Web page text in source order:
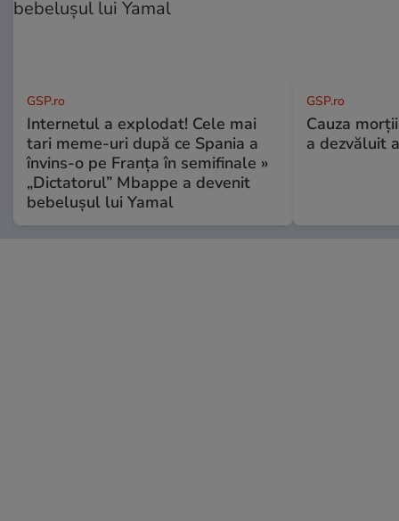
GSP.ro
Internetul a explodat! Cele mai
tari meme-uri după ce Spania a
învins-o pe Franța în semifinale »
„Dictatorul” Mbappe a devenit
bebelușul lui Yamal
GSP.ro
Cauza
a dezvăluit